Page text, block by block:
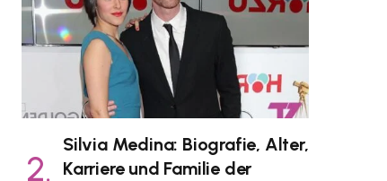
Silvia Medina: Biografie, Alter,
Karriere und Familie der